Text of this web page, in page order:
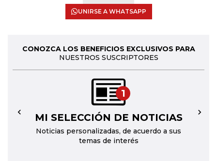
UNIRSE A WHATSAPP
CONOZCA LOS BENEFICIOS EXCLUSIVOS PARA
NUESTROS SUSCRIPTORES
1
MI SELECCIÓN DE NOTICIAS
Noticias personalizadas, de acuerdo a sus
temas de interés
← →